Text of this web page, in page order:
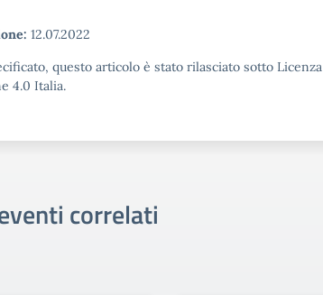
12.07.2022
questo articolo è stato rilasciato sotto Licenza
4.0 Italia.
correlati